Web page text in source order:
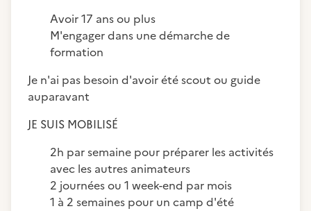
Avoir 17 ans ou plus
M'engager dans une démarche de
formation
Je n'ai pas besoin d'avoir été scout ou guide
auparavant
JE SUIS MOBILISÉ
2h par semaine pour préparer les activités
avec les autres animateurs
2 journées ou 1 week-end par mois
1 à 2 semaines pour un camp d'été